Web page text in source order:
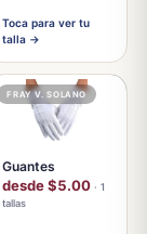
Toca para ver tu
talla →
FRAY V. SOLANO
Guantes
desde $5.00 · 1
tallas